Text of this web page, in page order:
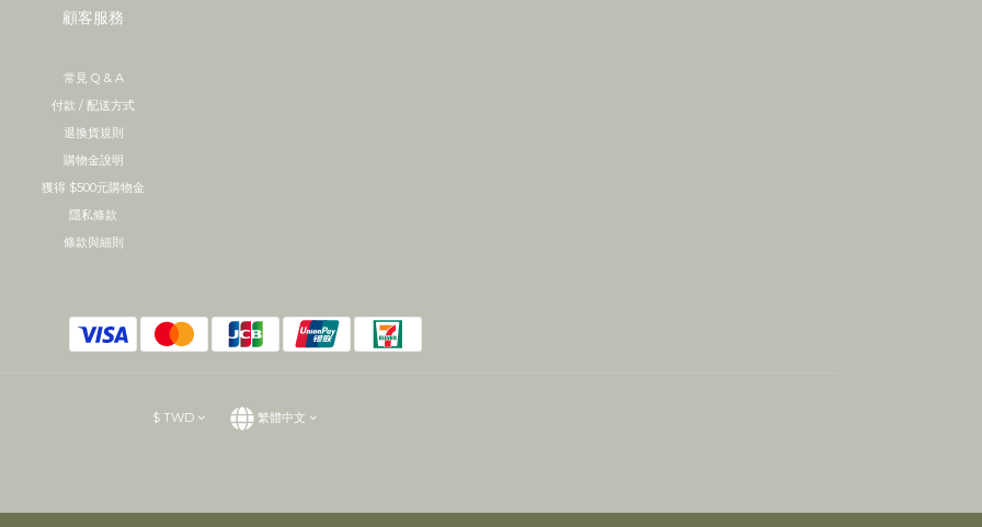
顧客服務
常見 Q & A
付款 / 配送方式
退換貨規則
購物金說明
獲得 $500元購物金
隱私條款
條款與細則
$ TWD 繁體中文